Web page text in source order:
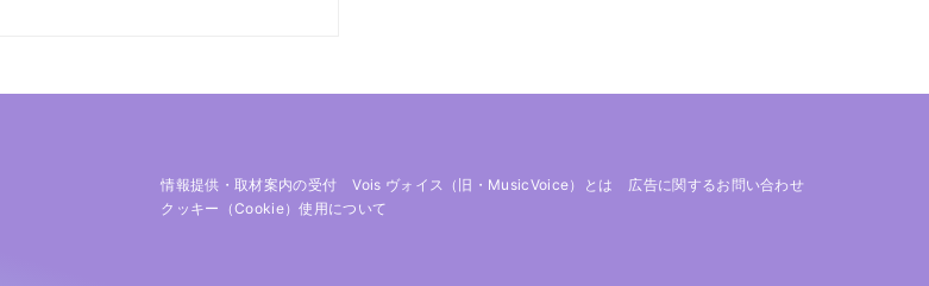
情報提供・取材案内の受付 Vois ヴォイス（旧・MusicVoice）とは
広告に関するお問い合わせ
クッキー（cookie）使用について